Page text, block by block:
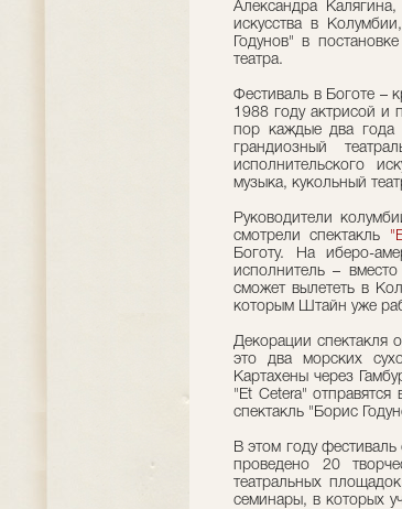
Александра
искусства в
Годунов" в постановке
театра.
Фестиваль в Боготе –
1988 году актрисой
пор каждые два года
грандиозный
исполнительского
музыка, кукольный
Руководители
смотрели спектакль
Боготу. На иберо-
исполнитель – вместо
сможет вылететь в
которым Штайн уже
Декорации спектакля
это два морских
Картахены через
"Et Cetera"
спектакль "Борис
В этом году фестиваль
проведено 20
театральных
семинары, в которых